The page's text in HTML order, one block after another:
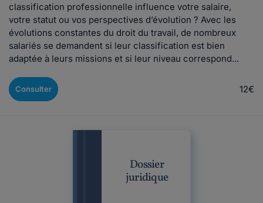
classification professionnelle influence votre salaire,
votre statut ou vos perspectives d’évolution ? Avec les
évolutions constantes du droit du travail, de nombreux
salariés se demandent si leur classification est bien
adaptée à leurs missions et si leur niveau correspond...
Consulter 12€
Dossier
juridique